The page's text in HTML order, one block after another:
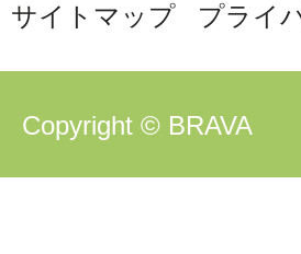
サイトマップ
プライ
Copyright © BRAVA